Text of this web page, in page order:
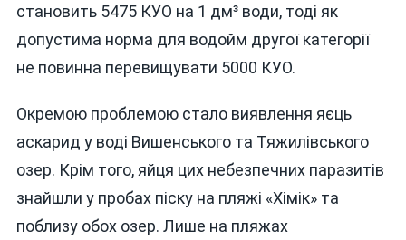
становить 5475 КУО на 1 дм³ води, тоді як
допустима норма для водойм другої категорії
не повинна перевищувати 5000 КУО.
Окремою проблемою стало виявлення яєць
аскарид у воді Вишенського та Тяжилівського
озер. Крім того, яйця цих небезпечних паразитів
знайшли у пробах піску на пляжі «Хімік» та
поблизу обох озер. Лише на пляжах